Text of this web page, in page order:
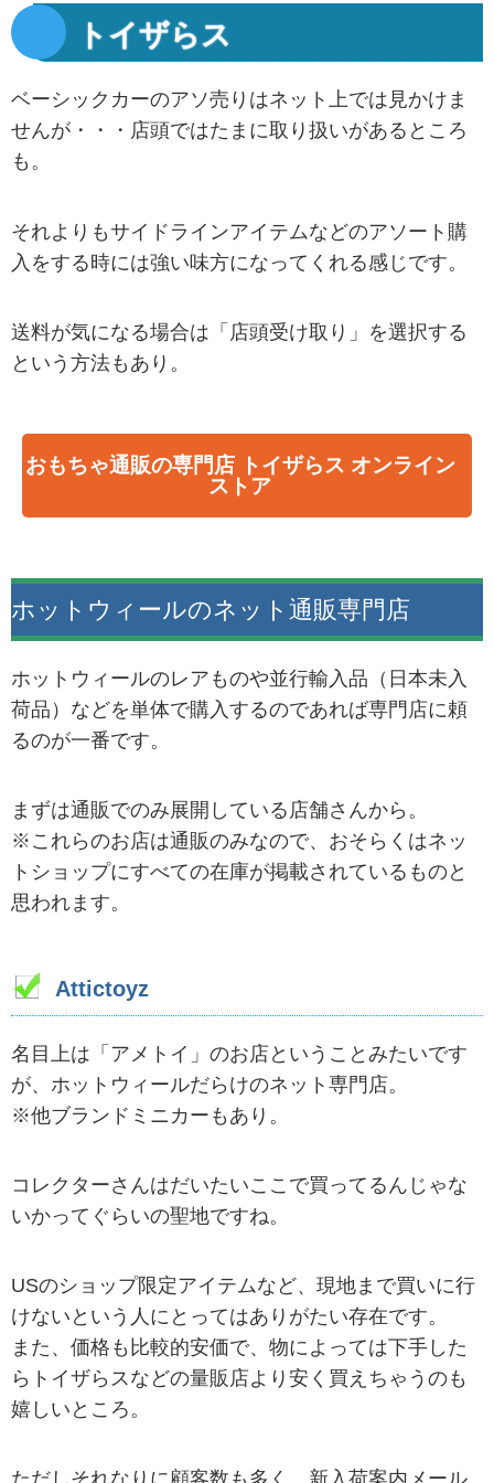
トイザらス
ベーシックカーのアソ売りはネット上では見かけま
せんが・・・店頭ではたまに取り扱いがあるところ
も。
それよりもサイドラインアイテムなどのアソート購
入をする時には強い味方になってくれる感じです。
送料が気になる場合は「店頭受け取り」を選択する
という方法もあり。
おもちゃ通販の専門店 トイザらス オンライン
ストア
ホットウィールのネット通販専門店
ホットウィールのレアものや並行輸入品（日本未入
荷品）などを単体で購入するのであれば専門店に頼
るのが一番です。
まずは通販でのみ展開している店舗さんから。
※これらのお店は通販のみなので、おそらくはネッ
トショップにすべての在庫が掲載されているものと
思われます。
Attictoyz
名目上は「アメトイ」のお店ということみたいです
が、ホットウィールだらけのネット専門店。
※他ブランドミニカーもあり。
コレクターさんはだいたいここで買ってるんじゃな
いかってぐらいの聖地ですね。
USのショップ限定アイテムなど、現地まで買いに行
けないという人にとってはありがたい存在です。
また、価格も比較的安価で、物によっては下手した
らトイザらスなどの量販店より安く買えちゃうのも
嬉しいところ。